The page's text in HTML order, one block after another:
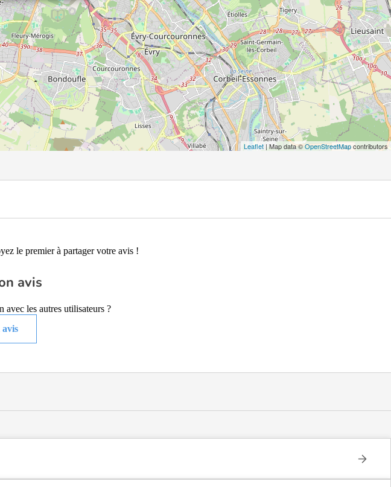
Leaflet | Map data ©OpenStreetMapcontributors
le premier à partager votre avis !
avis
avec les autres utilisateurs ?
avis